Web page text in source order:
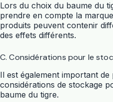
Lors du choix du baume du
prendre en compte la
produits peuvent contenir
des effets différents.
C. Considérations pour le
Il est également important
considérations de stockage
baume du tigre.